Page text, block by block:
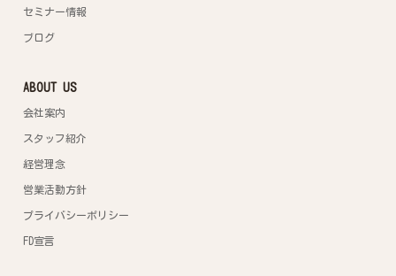
セミナー情報
ブログ
ABOUT US
会社案内
スタッフ紹介
経営理念
営業活動方針
プライバシーポリシー
FD宣言